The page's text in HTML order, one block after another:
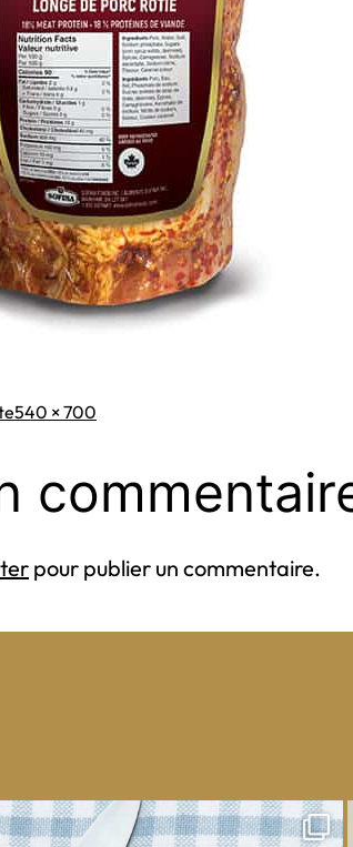
Taille
540 × 700
pour publier un commentaire.
Cacciatore Salami, so many